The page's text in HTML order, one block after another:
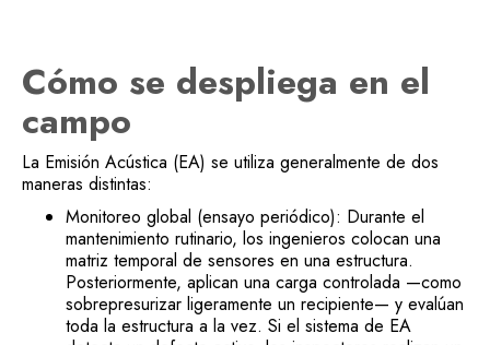
Cómo se despliega en el
campo
La Emisión Acústica (EA) se utiliza generalmente de dos
maneras distintas:
Monitoreo global (ensayo periódico): Durante el
mantenimiento rutinario, los ingenieros colocan una
matriz temporal de sensores en una estructura.
Posteriormente, aplican una carga controlada —como
sobrepresurizar ligeramente un recipiente— y evalúan
toda la estructura a la vez. Si el sistema de EA